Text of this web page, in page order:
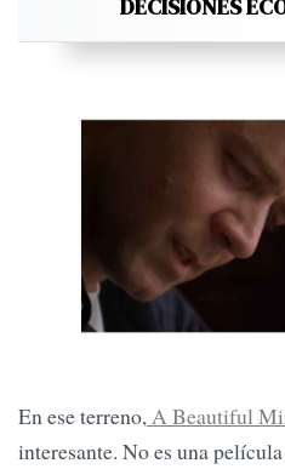
DECISIONES
En ese terreno, A Beautiful
interesante. No es una